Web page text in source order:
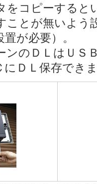
をコピーすると
ことが無いよう
が必要）。
ンのＤＬはＵＳ
にＤＬ保存でき